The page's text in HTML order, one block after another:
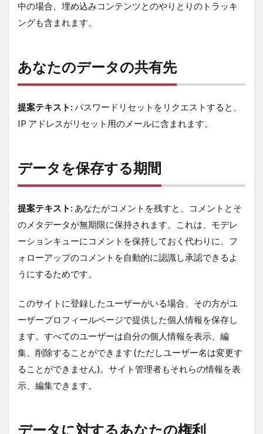
中の場合、埋め込みコンテンツとのやりとりのトラッキ
ングも含まれます。
あなたのデータの共有先
提案テキスト: パスワードリセットをリクエストすると、
IP アドレスがリセット用のメールに含まれます。
データを保存する期間
提案テキスト: あなたがコメントを残すと、コメントとそ
のメタデータが無期限に保持されます。これは、モデレ
ーションキューにコメントを保持しておく代わりに、フ
ォローアップのコメントを自動的に認識し承認できるよ
うにするためです。
このサイトに登録したユーザーがいる場合、その方がユ
ーザープロフィールページで提供した個人情報を保存し
ます。すべてのユーザーは自分の個人情報を表示、編
集、削除することができます (ただしユーザー名は変更す
ることができません)。サイト管理者もそれらの情報を表
示、編集できます。
データに対するあなたの権利